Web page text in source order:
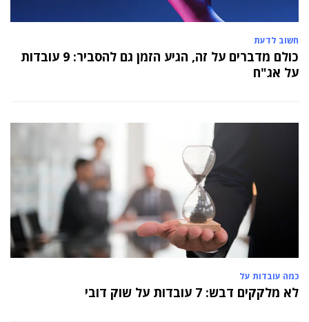
חשוב לדעת
כולם מדברים על זה, הגיע הזמן גם להסביר: 9 עובדות
על אג"ח
כמה עובדות על
לא מלקקים דבש: 7 עובדות על שוק דובי